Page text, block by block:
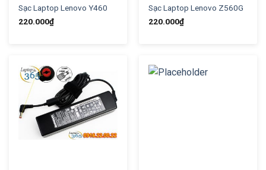
Sạc Laptop Lenovo Y460
220.000₫
Sạc Laptop Lenovo Z560G
220.000₫